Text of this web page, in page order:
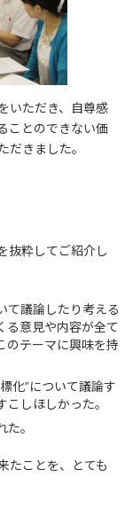
いただき、自尊感
ことのできない価
きました。
抜粋してご紹介し
て議論したり考える
る意見や内容が全て
のテーマに興味を持
化”について議論す
しほしかった。
。
たことを、とても